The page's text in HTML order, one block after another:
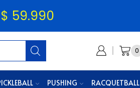
$ 59.990
0
PUSHING RACQUETBALL